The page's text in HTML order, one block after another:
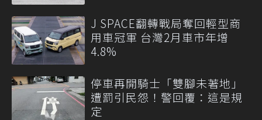
J SPACE翻轉戰局奪回輕型商
用車冠軍 台灣2月車市年增
4.8%
停車再開騎士「雙腳未著地」
遭罰引民怨！警回覆：這是規
定